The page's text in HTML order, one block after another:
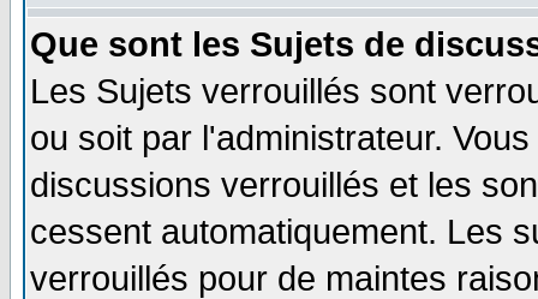
Que sont les Sujets de
Les Sujets verrouillés sont
ou soit par l'administrateur.
discussions verrouillés et les
cessent automatiquement. Les
verrouillés pour de maintes